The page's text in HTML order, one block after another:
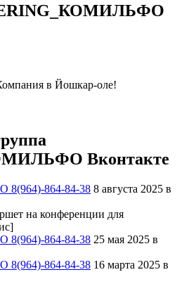
в Йошкар-оле!
Вконтакте
864-84-38 8 августа 2025 в
на конференции для
864-84-38 25 мая 2025 в
864-84-38 16 марта 2025 в